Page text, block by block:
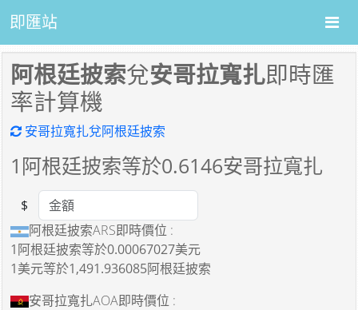
即匯站
阿根廷披索兌安哥拉寬扎即時匯
率計算機
安哥拉寬扎兌阿根廷披索
1 阿根廷披索等於0.6146安哥拉寬扎
Amount
$
阿根廷披索ARS即時價位 :
1阿根廷披索等於0.00067027美元
1美元等於1,491.936085阿根廷披索
安哥拉寬扎AOA即時價位 :